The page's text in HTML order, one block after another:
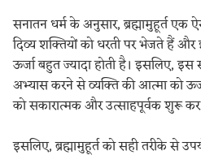
सनातन धर्म के अनुसार, ब्रह्मामुहूर्त एक
दिव्य शक्तियों को धरती पर भेजते हैं
ऊर्जा बहुत ज्यादा होती है। इसलिए,
अभ्यास करने से व्यक्ति की आत्मा को
को सकारात्मक और उत्साहपूर्वक शुरू
इसलिए, ब्रह्मामुहूर्त को सही तरीके से